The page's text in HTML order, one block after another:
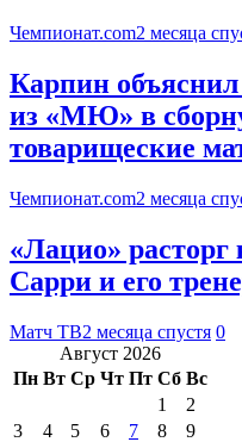
Чемпионат.com2 месяца
Карпин
из «МЮ» в
товарищеские
Чемпионат.com2 месяца
«Лацио»
Сарри и его
Матч ТВ2 месяца спустя 0
Август 2026
Пн Вт Ср Чт Пт Сб Вс
1
2
3
4 5 6 7 8
9